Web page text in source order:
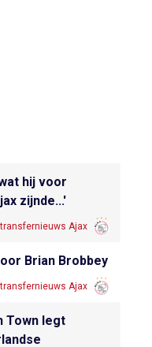
hij voor
zijnde...'
transfernieuws Ajax
Brian Brobbey
transfernieuws Ajax
Town legt